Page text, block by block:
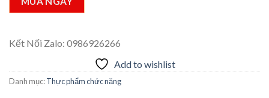
Kết Nối Zalo: 0986926266
Add to wishlist
Danh mục:Thực phẩm chức năng